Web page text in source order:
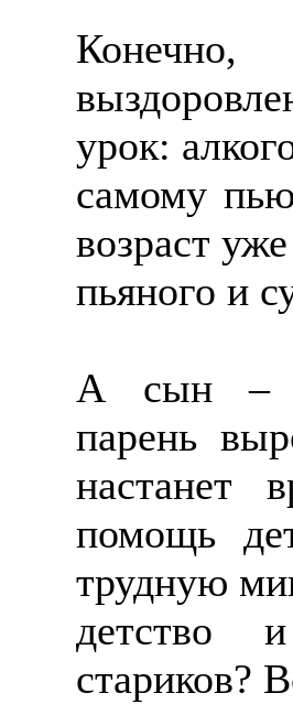
урок:
самому
возраст
пьяного и
А сын –
парень
настанет
помощь
трудную
детство
стариков?